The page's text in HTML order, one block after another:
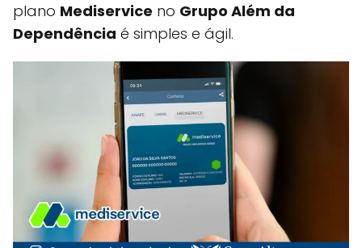
plano Mediservice no Grupo Além da
Dependência é simples e ágil.